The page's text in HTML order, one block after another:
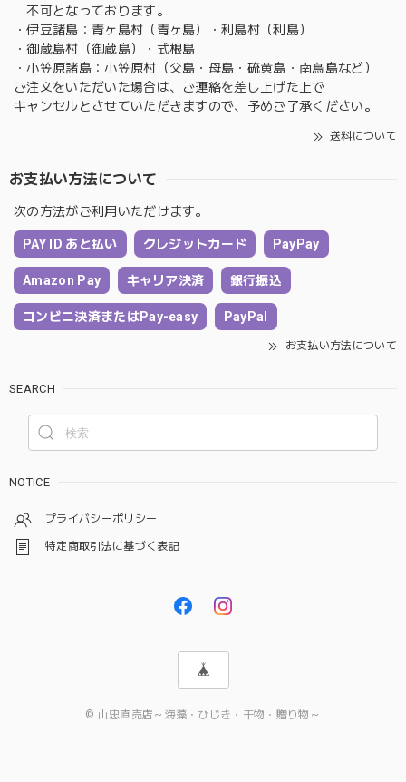
不可となっております。
・伊豆諸島：青ヶ島村（青ヶ島）・利島村（利島）
・御蔵島村（御蔵島）・式根島
・小笠原諸島：小笠原村（父島・母島・硫黄島・南鳥島など）
ご注文をいただいた場合は、ご連絡を差し上げた上で
キャンセルとさせていただきますので、予めご了承ください。
送料について
お支払い方法について
次の方法がご利用いただけます。
PAY ID あと払い クレジットカード PayPay
Amazon Pay キャリア決済 銀行振込
コンビニ決済またはPay-easy PayPal
お支払い方法について
SEARCH
NOTICE
プライバシーポリシー
特定商取引法に基づく表記
© 山忠直売店～海藻・ひじき・干物・贈り物～